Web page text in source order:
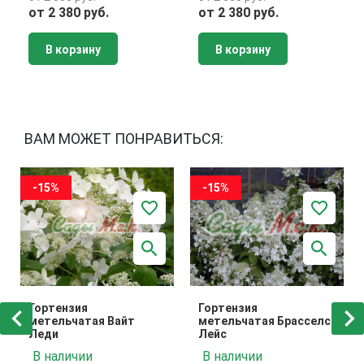
от 2 380 руб.
В корзину
от 2 380 руб.
В корзину
ВАМ МОЖЕТ ПОНРАВИТЬСЯ:
-15%
Гортензия
метельчатая Вайт
Леди
В наличии
-15%
Гортензия
метельчатая Брасселс
Лейс
В наличии